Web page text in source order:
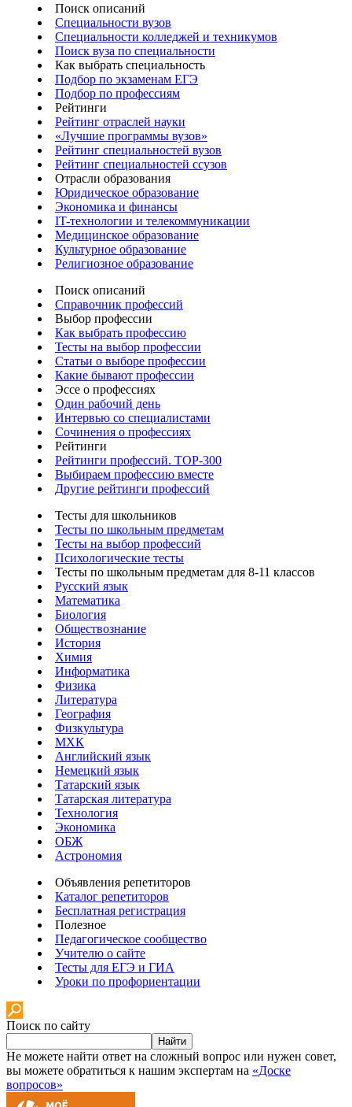
Поиск описаний
Специальности вузов
Специальности колледжей и техникумов
Поиск вуза по специальности
Как выбрать специальность
Подбор по экзаменам ЕГЭ
Подбор по профессиям
Рейтинги
Рейтинг отраслей науки
«Лучшие программы вузов»
Рейтинг специальностей вузов
Рейтинг специальностей ссузов
Отрасли образования
Юридическое образование
Экономика и финансы
IT-технологии и телекоммуникации
Медицинское образование
Культурное образование
Религиозное образование
Поиск описаний
Справочник профессий
Выбор профессии
Как выбрать профессию
Тесты на выбор профессии
Статьи о выборе профессии
Какие бывают профессии
Эссе о профессиях
Один рабочий день
Интервью со специалистами
Сочинения о профессиях
Рейтинги
Рейтинги профессий. TOP-300
Выбираем профессию вместе
Другие рейтинги профессий
Тесты для школьников
Тесты по школьным предметам
Тесты на выбор профессий
Психологические тесты
Тесты по школьным предметам для 8-11 классов
Русский язык
Математика
Биология
Обществознание
История
Химия
Информатика
Физика
Литература
География
Физкультура
МХК
Английский язык
Немецкий язык
Татарский язык
Татарская литература
Технология
Экономика
ОБЖ
Астрономия
Объявления репетиторов
Каталог репетиторов
Бесплатная регистрация
Полезное
Педагогическое сообщество
Учителю о сайте
Тесты для ЕГЭ и ГИА
Уроки по профориентации
Поиск по сайту
Найти
Не можете найти ответ на сложный вопрос или нужен совет,
вы можете обратиться к нашим экспертам на «Доске
вопросов»